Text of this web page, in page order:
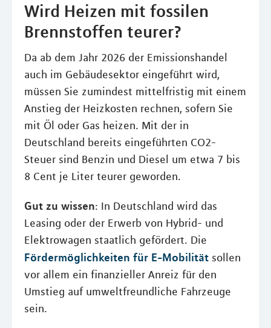
Wird Heizen mit fossilen
Brennstoffen teurer?
Da ab dem Jahr 2026 der Emissionshandel
auch im Gebäudesektor eingeführt wird,
müssen Sie zumindest mittelfristig mit einem
Anstieg der Heizkosten rechnen, sofern Sie
mit Öl oder Gas heizen. Mit der in
Deutschland bereits eingeführten CO2-
Steuer sind Benzin und Diesel um etwa 7 bis
8 Cent je Liter teurer geworden.
Gut zu wissen: In Deutschland wird das
Leasing oder der Erwerb von Hybrid- und
Elektrowagen staatlich gefördert. Die
Fördermöglichkeiten für E-Mobilität sollen
vor allem ein finanzieller Anreiz für den
Umstieg auf umweltfreundliche Fahrzeuge
sein.